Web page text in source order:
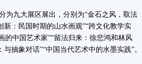
九大展区展出，分别为“金石之风，取法
新：民国时期的山水画观”“跨文化教学实
的中国艺术家”“留法归来：徐悲鸿和林风
抽象对话”“中国当代艺术中的水墨实践”。